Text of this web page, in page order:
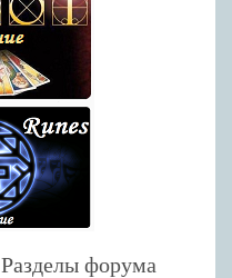
Разделы форума